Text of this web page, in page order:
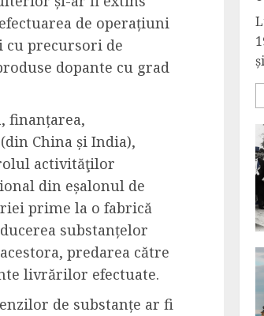
de operațiuni
cu precursori de
dopante cu grad
finanțarea,
China și India),
activităţilor
din eșalonul de
prime la o fabrică
substanțelor
predarea către
livrărilor efectuate.
de substanțe ar fi